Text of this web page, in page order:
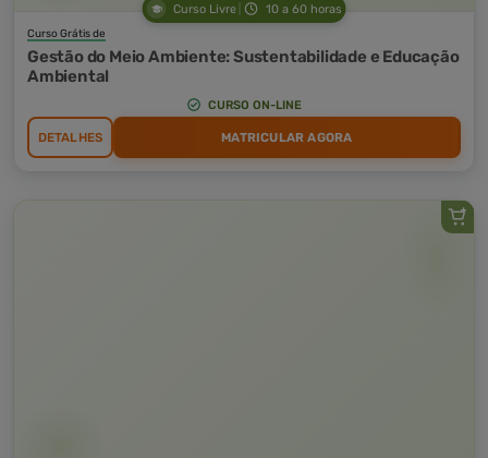
Curso Livre 10 a 60 horas
Curso Grátis de
Gestão do Meio Ambiente: Sustentabilidade e Educação
Ambiental
CURSO ON-LINE
DETALHES MATRICULAR AGORA